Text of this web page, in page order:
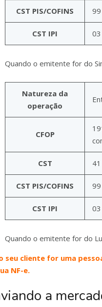
CST PIS/COFINS
CST IPI
Quando o emitente for do
Natureza da
operação
CFOP
CST
CST PIS/COFINS
CST IPI
Quando o emitente for do
seu cliente for uma
NF-e.
a